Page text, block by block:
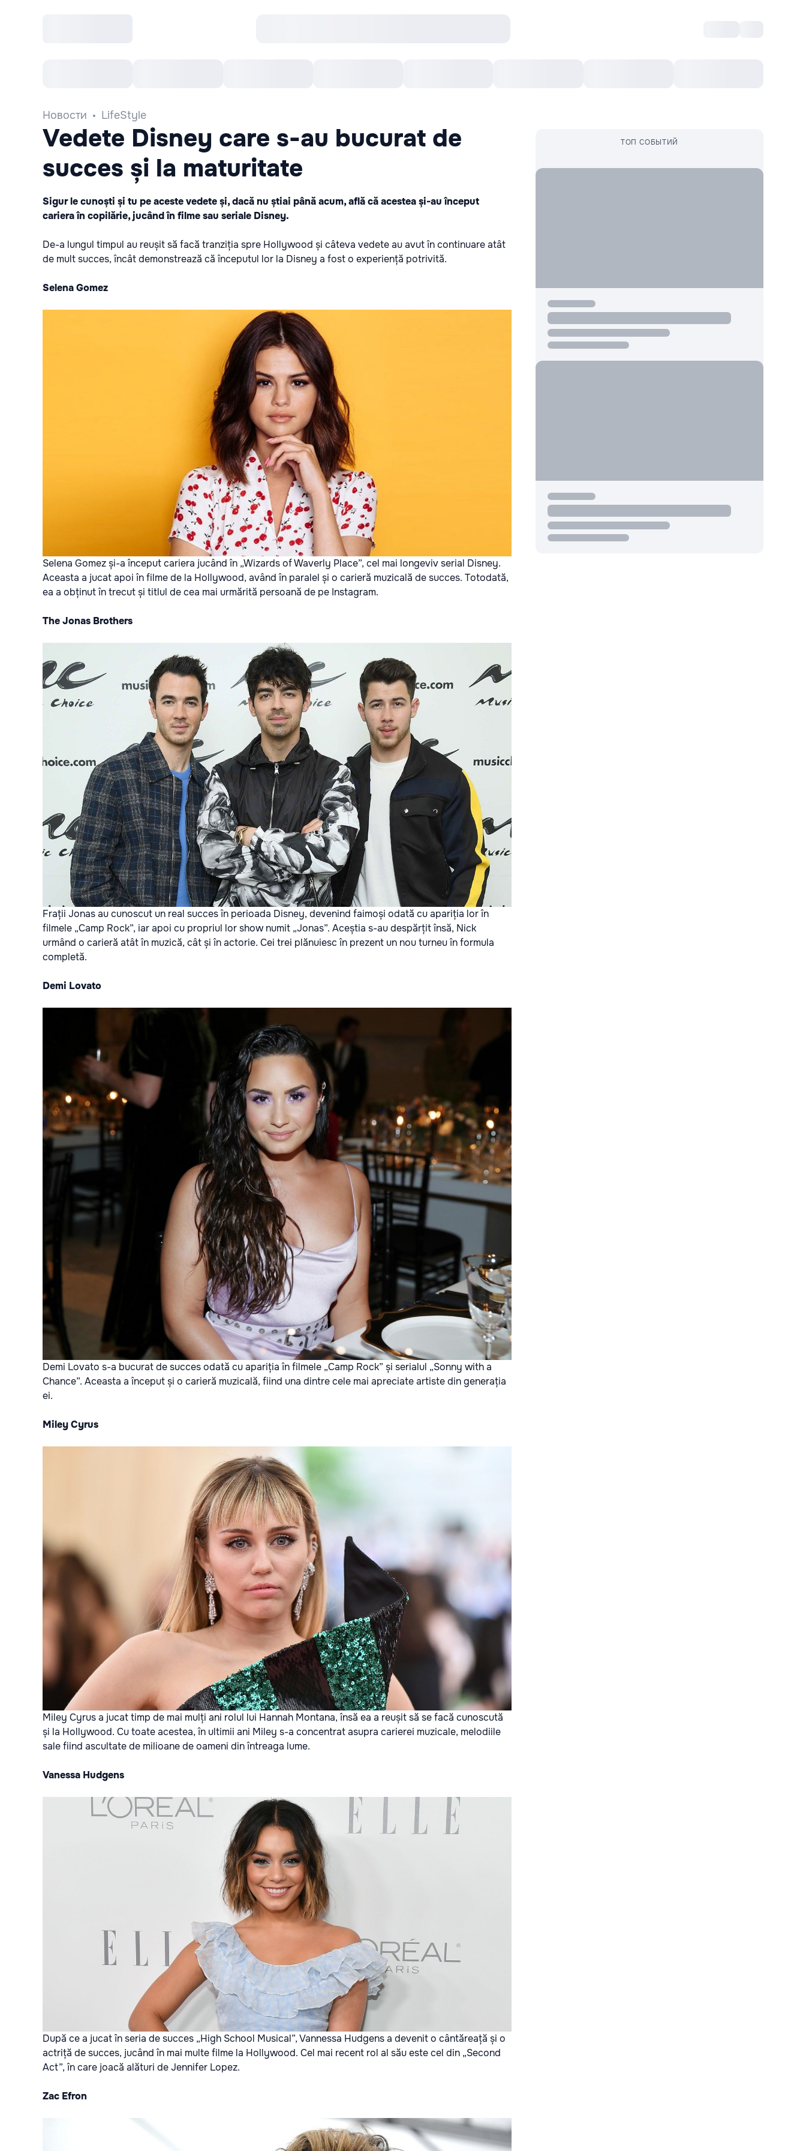
Новости LifeStyle
Vedete Disney care s-au bucurat de
succes și la maturitate
Sigur le cunoști și tu pe aceste vedete și, dacă nu știai până acum, află că acestea și-au început
cariera în copilărie, jucând în filme sau seriale Disney.
De-a lungul timpul au reușit să facă tranziția spre Hollywood și câteva vedete au avut în continuare atât
de mult succes, încât demonstrează că începutul lor la Disney a fost o experiență potrivită.
Selena Gomez
Selena Gomez și-a început cariera jucând în „Wizards of Waverly Place”, cel mai longeviv serial Disney.
Aceasta a jucat apoi în filme de la Hollywood, având în paralel și o carieră muzicală de succes. Totodată,
ea a obținut în trecut și titlul de cea mai urmărită persoană de pe Instagram.
The Jonas Brothers
Frații Jonas au cunoscut un real succes în perioada Disney, devenind faimoși odată cu apariția lor în
filmele „Camp Rock”, iar apoi cu propriul lor show numit „Jonas”. Aceștia s-au despărțit însă, Nick
urmând o carieră atât în muzică, cât și în actorie. Cei trei plănuiesc în prezent un nou turneu în formula
completă.
Demi Lovato
Demi Lovato s-a bucurat de succes odată cu apariția în filmele „Camp Rock” și serialul „Sonny with a
Chance”. Aceasta a început și o carieră muzicală, fiind una dintre cele mai apreciate artiste din generația
ei.
Miley Cyrus
Miley Cyrus a jucat timp de mai mulți ani rolul lui Hannah Montana, însă ea a reușit să se facă cunoscută
și la Hollywood. Cu toate acestea, în ultimii ani Miley s-a concentrat asupra carierei muzicale, melodiile
sale fiind ascultate de milioane de oameni din întreaga lume.
Vanessa Hudgens
După ce a jucat în seria de succes „High School Musical”, Vannessa Hudgens a devenit o cântăreață și o
actriță de succes, jucând în mai multe filme la Hollywood. Cel mai recent rol al său este cel din „Second
Act”, în care joacă alături de Jennifer Lopez.
Zac Efron
ТОП СОБЫТИЙ